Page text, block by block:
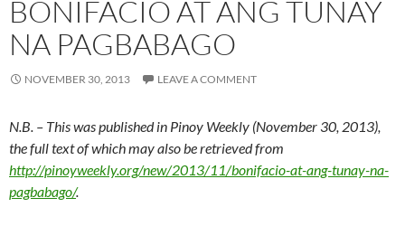
BONIFACIO AT ANG TUNAY
NA PAGBABAGO
NOVEMBER 30, 2013 LEAVE A COMMENT
N.B. – This was published in Pinoy Weekly (November 30, 2013),
the full text of which may also be retrieved from
http://pinoyweekly.org/new/2013/11/bonifacio-at-ang-tunay-na-
pagbabago/.